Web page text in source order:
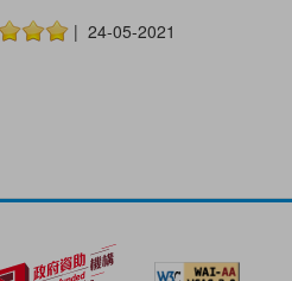
| 24-05-2021